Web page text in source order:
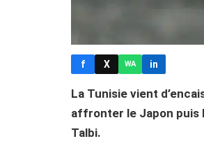
f X WA in
La Tunisie vient
affronter le Japon puis
Talbi.